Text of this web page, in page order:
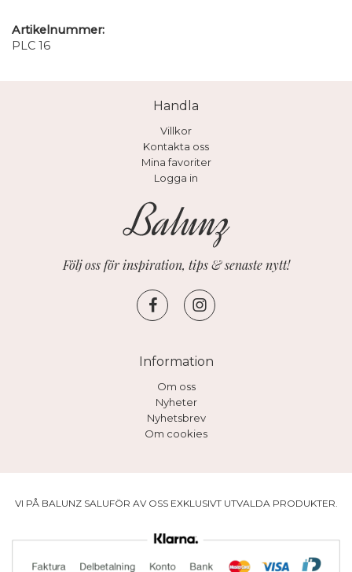
Artikelnummer:
PLC 16
Handla
Villkor
Kontakta oss
Mina favoriter
Logga in
Följ oss för inspiration, tips & senaste nytt!
Information
Om oss
Nyheter
Nyhetsbrev
Om cookies
VI PÅ BALUNZ SALUFÖR AV OSS EXKLUSIVT UTVALDA PRODUKTER.